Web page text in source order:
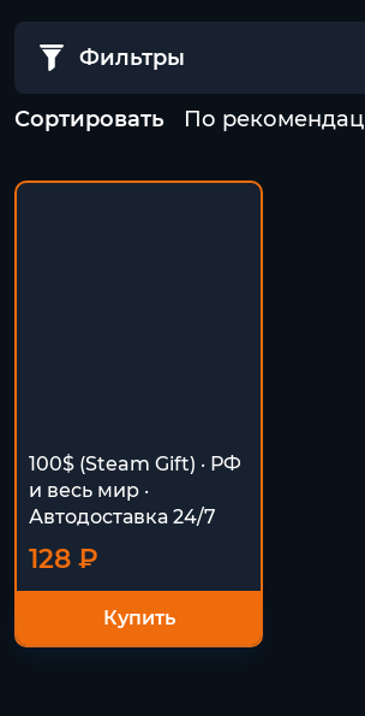
Фильтры
Сортировать По
100$ (Steam Gift) · РФ
и весь мир ·
Автодоставка 24/7
128 ₽
Купить